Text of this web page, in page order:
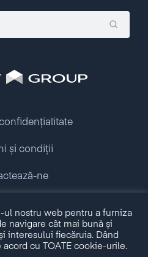
- 2026 Ascent Group.
reserved.
și condiții
ne
ul nostru web pentru a furniza
navigare cât mai bună și
interesului fiecăruia. Dând
acord cu TOATE cookie-urile.